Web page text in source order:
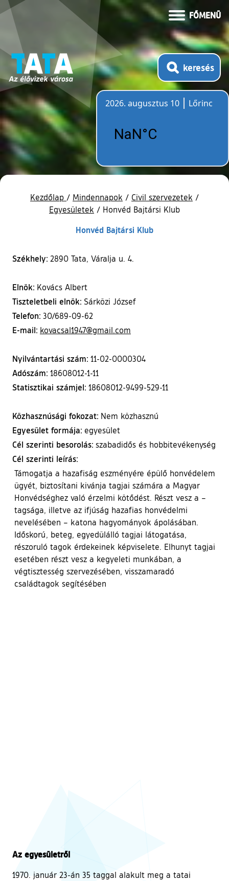
FŐMENÜ
keresés
2026. augusztus 10
Lőrinc
Kezdőlap / Mindennapok / Civil szervezetek /
Egyesületek / Honvéd Bajtársi Klub
Honvéd Bajtársi Klub
Székhely: 2890 Tata, Váralja u. 4.
Elnök: Kovács Albert
Tiszteletbeli elnök: Sárközi József
Telefon: 30/689-09-62
E-mail: kovacsal1947@gmail.com
Nyilvántartási szám: 11-02-0000304
Adószám: 18608012-1-11
Statisztikai számjel: 18608012-9499-529-11
Közhasznúsági fokozat: Nem közhasznú
Egyesület formája: egyesület
Cél szerinti besorolás: szabadidős és hobbitevékenység
Cél szerinti leírás:
Támogatja a hazafiság eszményére épülő honvédelem
ügyét, biztosítani kivánja tagjai számára a Magyar
Honvédséghez való érzelmi kötődést. Részt vesz a –
tagsága, illetve az ifjúság hazafias honvédelmi
nevelésében – katona hagyományok ápolásában.
Időskorú, beteg, egyedülálló tagjai látogatása,
részoruló tagok érdekeinek képviselete. Elhunyt tagjai
esetében részt vesz a kegyeleti munkában, a
végtisztesség szervezésében, visszamaradó
családtagok segítésében
Az egyesületről
1970. január 23-án 35 taggal alakult meg a tatai